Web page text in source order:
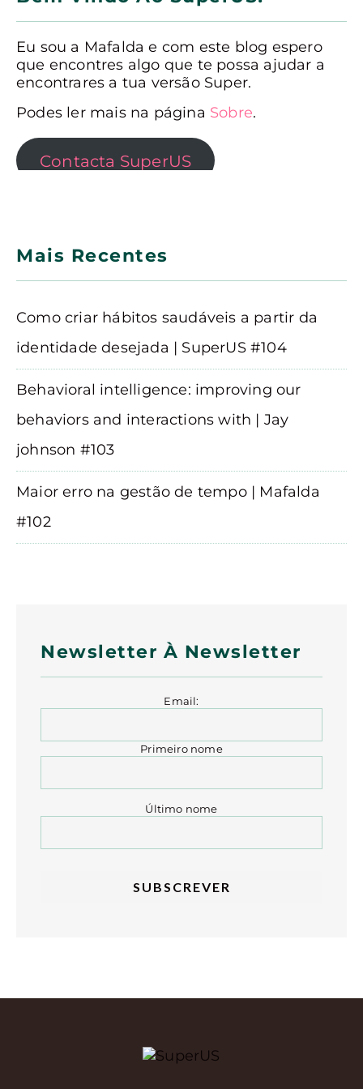
Eu sou a Mafalda e com este blog espero
que encontres algo que te possa ajudar a
encontrares a tua versão Super.
Podes ler mais na página Sobre.
Contacta SuperUS
Mais Recentes
Como criar hábitos saudáveis a partir da
identidade desejada | SuperUS #104
Behavioral intelligence: improving our
behaviors and interactions with | Jay
johnson #103
Maior erro na gestão de tempo | Mafalda
#102
Newsletter À Newsletter
Email:
Primeiro nome
Último nome